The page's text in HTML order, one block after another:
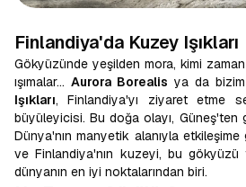
Finlandiya'da Kuzey Işıkları
Gökyüzünde yeşilden mora, kimi zaman
ışımalar... Aurora Borealis ya da bizim
Işıkları, Finlandiya'yı ziyaret etme
büyüleyicisi. Bu doğa olayı, Güneş'ten
Dünya'nın manyetik alanıyla
ve Finlandiya'nın kuzeyi, bu
dünyanın en iyi noktalarından biri.